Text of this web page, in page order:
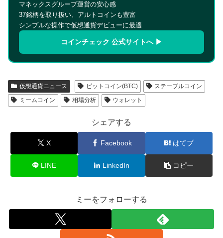
マネックスグループ運営の安心感
37銘柄を取り扱い、アルトコインも豊富
シンプルな操作で仮想通貨デビューに最適
コインチェック 公式サイトへ ▶
仮想通貨ニュース ビットコイン(BTC)
ステーブルコイン
ミームコイン
相場分析 ウォレット
シェアする
X Facebook はてブ
LINE LinkedIn コピー
ミーをフォローする